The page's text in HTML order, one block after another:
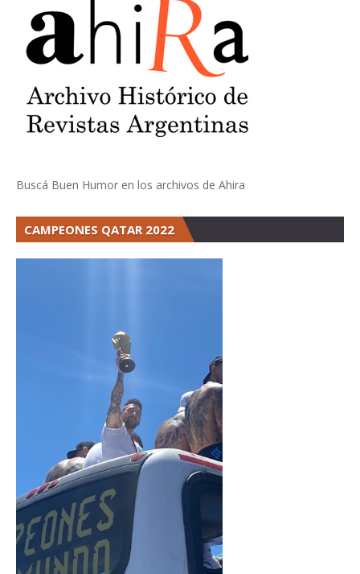
Buscá Buen Humor en los archivos de Ahira
CAMPEONES QATAR 2022